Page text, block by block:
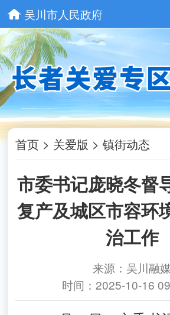
吴川市人民政府
首页 > 关爱版 >镇街动态
市委书记庞晓冬督
复产及城区市容环
治工作
来源：吴川融媒
时间：2025-10-16